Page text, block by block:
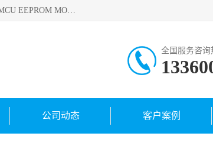
深圳悟芯电子科技有限公司目前主营的电子元器件型号FT32F、FT60F、FT61F、FT62F、FT64F、FT61FC、MCU EEPROM MOS LDO 稳压管 触摸IC DC-DC AC-DC 协议IC等，广泛应用于LED射灯、LED日光灯、等诸多领域。
全国服务咨询
公司动态 客户案例